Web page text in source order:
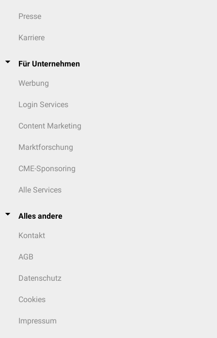
Presse
Karriere
Für Unternehmen
Werbung
Login Services
Content Marketing
Marktforschung
CME-Sponsoring
Alle Services
Alles andere
Kontakt
AGB
Datenschutz
Cookies
Impressum